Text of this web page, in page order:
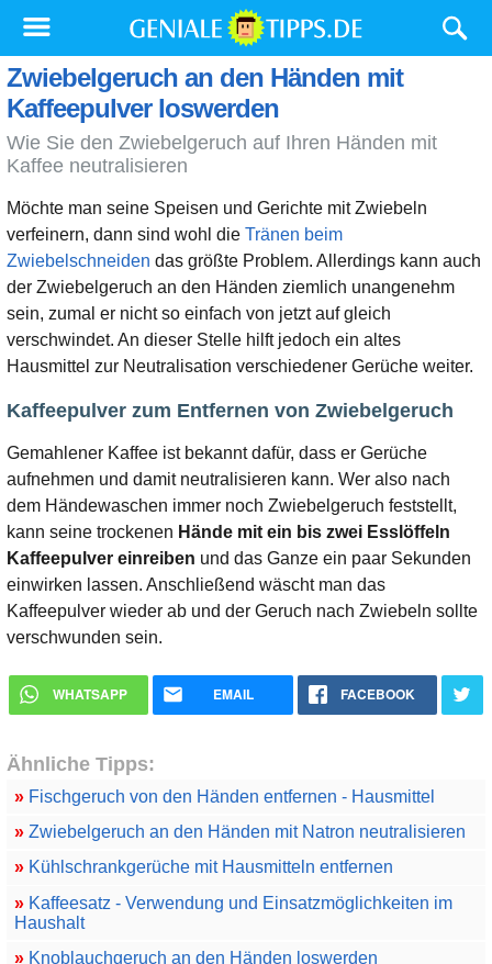
Zwiebelgeruch an den Händen mit
Kaffeepulver loswerden
Wie Sie den Zwiebelgeruch auf Ihren Händen mit
Kaffee neutralisieren
Möchte man seine Speisen und Gerichte mit Zwiebeln
verfeinern, dann sind wohl dieTränen beim
Zwiebelschneiden das größte Problem. Allerdings kann auch
der Zwiebelgeruch an den Händen ziemlich unangenehm
sein, zumal er nicht so einfach von jetzt auf gleich
verschwindet. An dieser Stelle hilft jedoch ein altes
Hausmittel zur Neutralisation verschiedener Gerüche weiter.
Kaffeepulver zum Entfernen von Zwiebelgeruch
Gemahlener Kaffee ist bekannt dafür, dass er Gerüche
aufnehmen und damit neutralisieren kann. Wer also nach
dem Händewaschen immer noch Zwiebelgeruch feststellt,
kann seine trockenen Hände mit ein bis zwei Esslöffeln
Kaffeepulver einreiben und das Ganze ein paar Sekunden
einwirken lassen. Anschließend wäscht man das
Kaffeepulver wieder ab und der Geruch nach Zwiebeln sollte
verschwunden sein.
WHATSAPP EMAIL FACEBOOK
Ähnliche Tipps:
»Fischgeruch von den Händen entfernen - Hausmittel
»Zwiebelgeruch an den Händen mit Natron neutralisieren
»Kühlschrankgerüche mit Hausmitteln entfernen
»Kaffeesatz - Verwendung und Einsatzmöglichkeiten im
Haushalt
»Knoblauchgeruch an den Händen loswerden